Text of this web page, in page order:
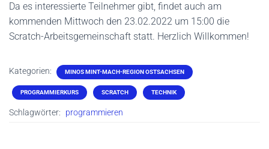
N
Da es interessierte Teilnehmer gibt, findet auch am
kommenden Mittwoch den 23.02.2022 um 15:00 die
Scratch-Arbeitsgemeinschaft statt. Herzlich Willkommen!
Kategorien: MINOS MINT-MACH-REGION OSTSACHSEN
PROGRAMMIERKURS SCRATCH TECHNIK
Schlagwörter: programmieren